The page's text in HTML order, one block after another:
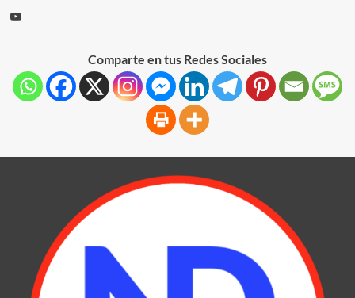
Comparte en tus Redes Sociales